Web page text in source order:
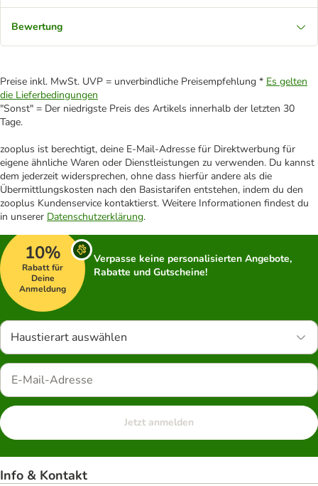
Bewertung
Preise inkl. MwSt. UVP = unverbindliche Preisempfehlung * Es gelten
die Lieferbedingungen
"Sonst" = Der niedrigste Preis des Artikels innerhalb der letzten 30
Tage.
zooplus ist berechtigt, deine E-Mail-Adresse für Direktwerbung für
eigene ähnliche Waren oder Dienstleistungen zu verwenden. Du kannst
dem jederzeit widersprechen, ohne dass hierfür andere als die
Übermittlungskosten nach den Basistarifen entstehen, indem du den
zooplus Kundenservice kontaktierst. Weitere Informationen findest du
in unserer Datenschutzerklärung.
10%
Rabatt für
Deine
Anmeldung
Verpasse keine personalisierten Angebote,
Rabatte und Gutscheine!
Haustierart auswählen
Jetzt anmelden
Info & Kontakt